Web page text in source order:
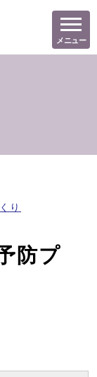
メニュー
り
防プ